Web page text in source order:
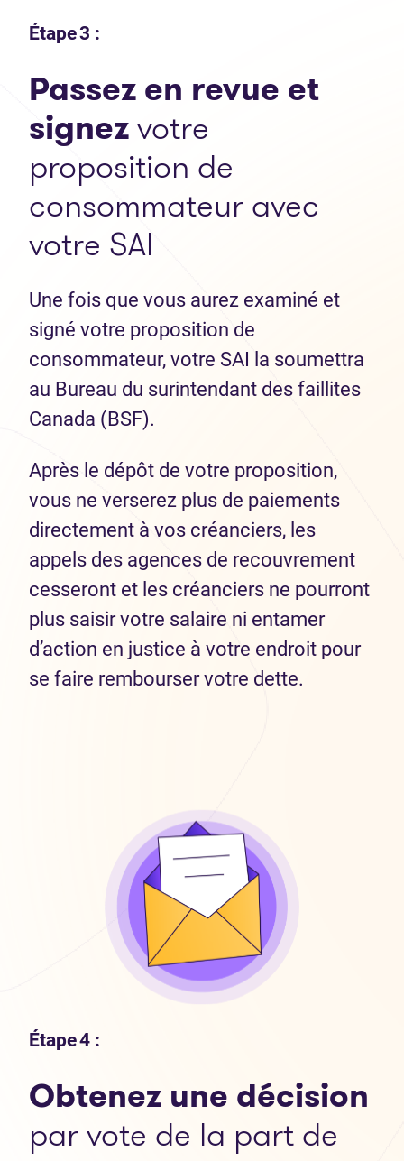
Étape 3 :
Passez en revue et
signezvotre
proposition de
consommateur avec
votre SAI
Une fois que vous aurez examiné et
signé votre proposition de
consommateur, votre SAI la soumettra
au Bureau du surintendant des faillites
Canada (BSF).
Après le dépôt de votre proposition,
vous ne verserez plus de paiements
directement à vos créanciers, les
appels des agences de recouvrement
cesseront et les créanciers ne pourront
plus saisir votre salaire ni entamer
d’action en justice à votre endroit pour
se faire rembourser votre dette.
Étape 4 :
Obtenez une décision
par vote de la part de